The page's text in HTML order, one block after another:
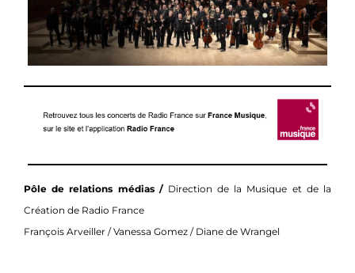
Pôle de relations médias / Direction de la Musique et de la
Création de Radio France
François Arveiller / Vanessa Gomez / Diane de Wrangel